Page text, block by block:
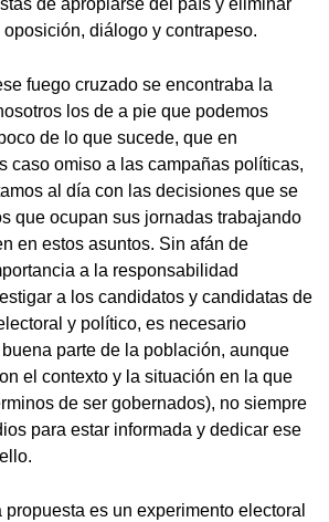
de apropiarse del país y eliminar
diálogo y contrapeso.
fuego cruzado se encontraba la
los de a pie que podemos
de lo que sucede, que en
caso omiso a las campañas políticas,
al día con las decisiones que se
que ocupan sus jornadas trabajando
en estos asuntos. Sin afán de
a la responsabilidad
a los candidatos y candidatas de
y político, es necesario
parte de la población, aunque
el contexto y la situación en la que
de ser gobernados), no siempre
para estar informada y dedicar ese
es un experimento electoral